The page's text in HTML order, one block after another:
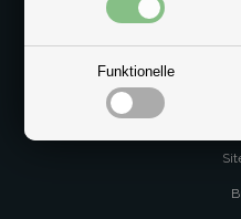
Funktionelle